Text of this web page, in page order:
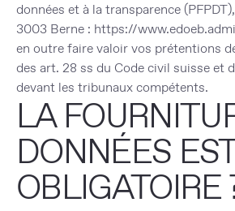
données et à la transparence
3003 Berne : https://
en outre faire valoir vos prétentions
des art. 28 ss du Code civil suisse et
devant les tribunaux compétents.
LA
DONNÉES
OBLIGATOIRE